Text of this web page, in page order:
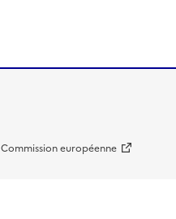
Commission européenne